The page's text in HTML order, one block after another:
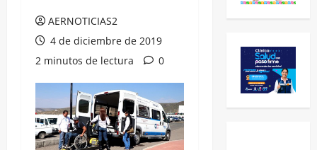
AERNOTICIAS2
4 de diciembre de 2019
2 minutos de lectura
0